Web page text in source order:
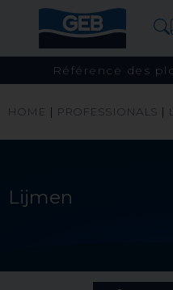
Référence des
HOME | PROFESSIONALS |
Lijmen